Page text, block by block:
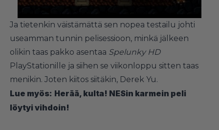
Ja tietenkin väistämättä sen nopea testailu johti
useamman tunnin pelisessioon, minkä jälkeen
olikin taas pakko asentaa Spelunky HD
PlayStationille ja siihen se viikonloppu sitten taas
menikin. Joten kiitos siitäkin, Derek Yu.
Lue myös: Herää, kulta! NESin karmein peli
löytyi vihdoin!